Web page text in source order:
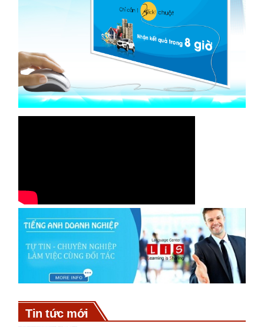
Tin tức mới